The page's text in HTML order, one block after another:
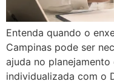
Entenda quando o
Campinas pode ser
ajuda no
individualizada com o